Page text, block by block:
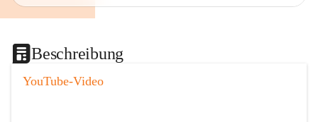
Beschreibung
YouTube-Video